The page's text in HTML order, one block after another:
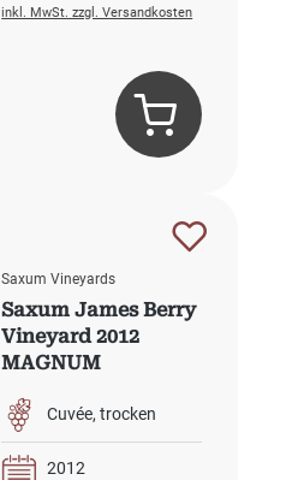
inkl. MwSt. zzgl. Versandkosten
Saxum Vineyards
Saxum James Berry
Vineyard 2012
MAGNUM
Cuvée trocken
2012